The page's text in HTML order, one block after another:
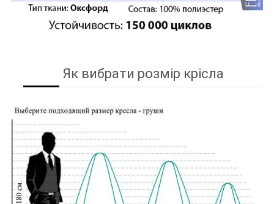
Як вибрати розмір крісла